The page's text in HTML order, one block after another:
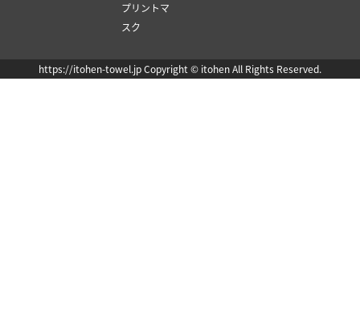
プリントマ
スク
https://itohen-towel.jp Copyright © itohen All Rights Reserved.